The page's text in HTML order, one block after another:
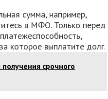
сумма, например,
в МФО. Только перед
которое выплатите долг.
срочного